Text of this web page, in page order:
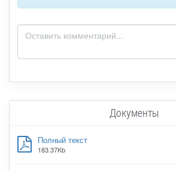
Документы
Полный текст
183.37Kb